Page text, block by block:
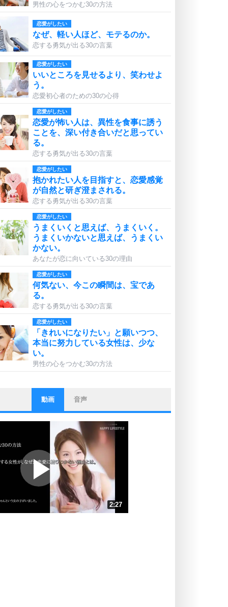
男性の心をつかむ30の方法
恋愛がしたい
なぜ、軽い人ほど、モテるのか。
恋する勇気が出る30の言葉
恋愛がしたい
いいところを見せるより、笑わせよ
う。
恋愛初心者のための30の心得
恋愛がしたい
恋愛が怖い人は、異性を食事に誘う
ことを、深い付き合いだと思ってい
る。
恋する勇気が出る30の言葉
恋愛がしたい
抱かれたい人を目指すと、恋愛感覚
が自然と研ぎ澄まされる。
恋する勇気が出る30の言葉
恋愛がしたい
うまくいくと思えば、うまくいく。
うまくいかないと思えば、うまくい
かない。
あなたが恋に向いている30の理由
恋愛がしたい
何気ない、今この瞬間は、宝であ
る。
恋する勇気が出る30の言葉
恋愛がしたい
「きれいになりたい」と願いつつ、
本当に努力している女性は、少な
い。
男性の心をつかむ30の方法
ストレス対策
他人と比べない。
いっそのこと、他人を見ない。
いらいらしない人になる30の方法
プラス思考
ポジティブになれない原因は、行動
しないから。
ポジティブ思考になる30の方法
ストレス対策
人生、なんとかなるもの。
動画 音声
2:27